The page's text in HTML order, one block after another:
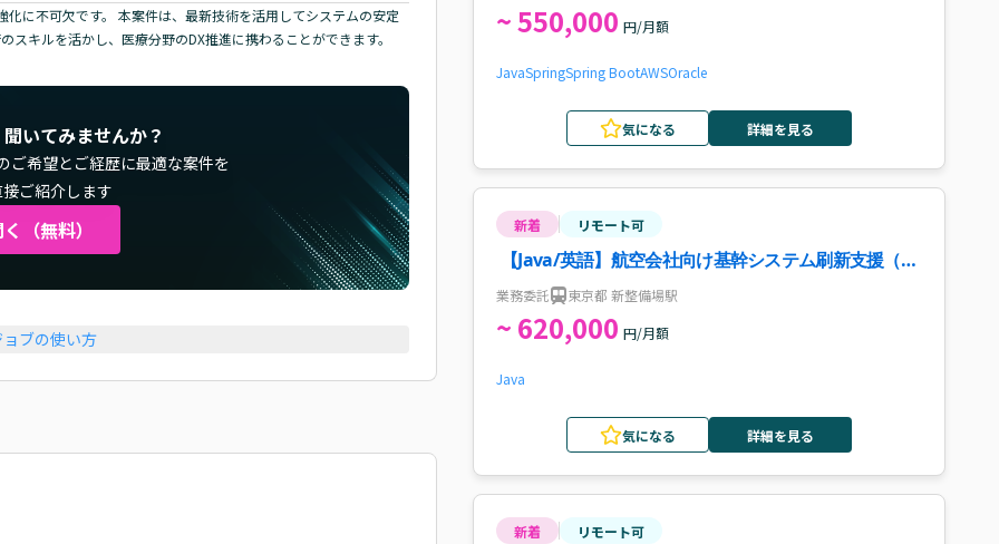
に不可欠です。 本案件は、最新技術を活用してシステムの安定
キルを活かし、医療分野のDX推進に携わることができます。
いてみませんか？
ご希望とご経歴に最適な案件を
ご紹介します
（無料）
ブの使い方
~ 550,000 円/月額
JavaSpringSpring BootAWSOracle
気になる 詳細を見る
新着 リモート可
【Java/英語】航空会社向け基幹システム刷新支援（周
辺システムIF再構築）案件・求人
業務委託 東京都 新整備場駅
~ 620,000 円/月額
Java
気になる 詳細を見る
新着 リモート可